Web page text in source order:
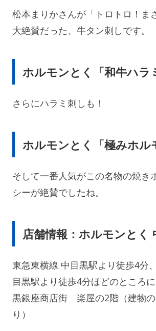
松本まりかさんが「トロトロ！ま
大絶賛だった、牛タン刺しです。
ホルモンとく「和牛ハラ
さらにハラミ刺しも！
ホルモンとく「極みホル
そして一番人気がこの名物の焼き
シーが絶賛でしたね。
店舗情報：ホルモンとく
東急東横線 中目黒駅より徒歩4
目黒駅より徒歩4分ほどのところ
黒銀座商店街 楽屋の2階（建物
り）